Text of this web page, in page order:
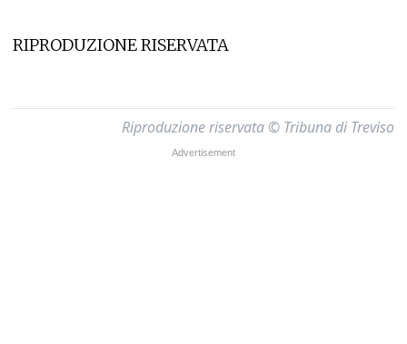
RIPRODUZIONE RISERVATA
Riproduzione riservata © Tribuna di Treviso